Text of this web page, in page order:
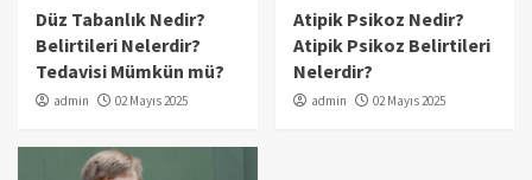
Düz Tabanlık Nedir?
Belirtileri Nelerdir?
Tedavisi Mümkün mü?
admin 02 Mayıs 2025
Atipik Psikoz Nedir?
Atipik Psikoz Belirtileri
Nelerdir?
admin 02 Mayıs 2025